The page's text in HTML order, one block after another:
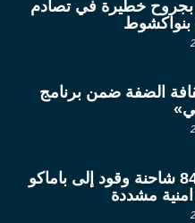
خطيرة في تصادم
بنواكشوط
الضفة ضمن برنامج
مالي: وصول 840 شاحنة وقود إلى باماكو
مشددة